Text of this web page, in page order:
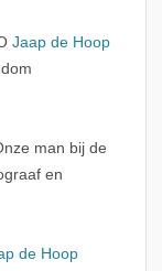
Jaap de Hoop
man bij de
en
de Hoop